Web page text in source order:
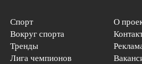
Спорт
Вокруг спорта
Тренды
Лига чемпионов
О